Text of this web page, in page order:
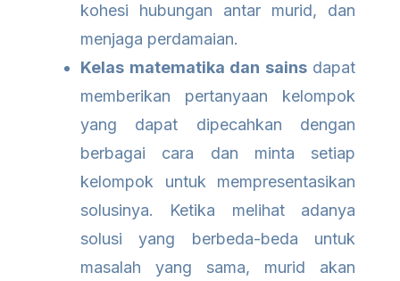
kohesi hubungan antar murid, dan
menjaga perdamaian.
Kelas matematika dan sainsdapat
memberikan pertanyaan kelompok
yang dapat dipecahkan dengan
berbagai cara dan minta setiap
kelompok untuk mempresentasikan
solusinya. Ketika melihat adanya
solusi yang berbeda-beda untuk
masalah yang sama, murid akan